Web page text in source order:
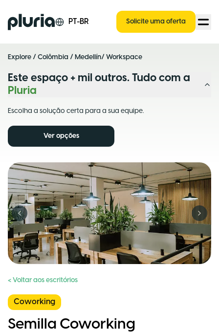
Logo Pluria PT-BR Solicite uma oferta
Explore / Colômbia / Medellín/ Workspace
Este espaço + mil outros. Tudo com a
Pluria
Escolha a solução certa para a sua equipe.
Ver opções
Previous slide Next
< Voltar aos escritórios
Coworking
Semilla Coworking